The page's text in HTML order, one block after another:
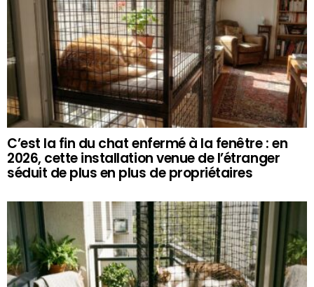
C’est la fin du chat enfermé à la fenêtre : en
2026, cette installation venue de l’étranger
séduit de plus en plus de propriétaires